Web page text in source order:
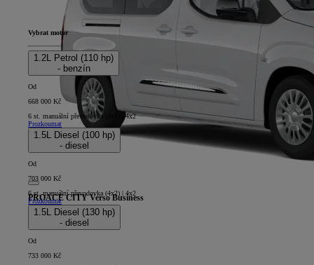
PROACE CITY Verso Business
5D - Long
Vybrat motor
1.2L Petrol (110 hp)
- benzín
Od
668 000 Kč
6 st. manuální převodovka (4x2) | 4x2
Prozkoumat
1.5L Diesel (100 hp)
- diesel
Od
703 000 Kč
6 st. manuální převodovka (4x2) | 4x2
Prozkoumat
1.5L Diesel (130 hp)
- diesel
Od
733 000 Kč